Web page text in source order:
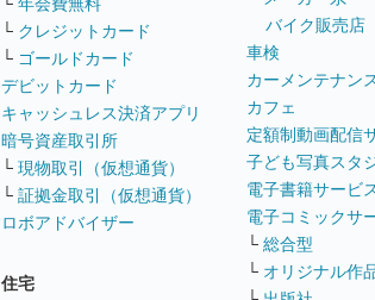
└ クレジットカード
└ ゴールドカード
デビットカード
キャッシュレス決済アプリ
暗号資産取引所
└ 現物取引（仮想通貨）
└ 証拠金取引（仮想通貨）
ロボアドバイザー
住宅
バイク販売店
車検
カーメンテナン
カフェ
定額制動画配信
子ども写真スタ
電子書籍サービ
電子コミックサ
└ 総合型
└ オリジナル作